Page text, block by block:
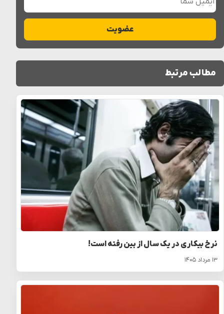
عضویت
مطالب مرتبط
نرخ بیکاری در یک سال از بین رفته است!
۱۳ مرداد ۱۴۰۵